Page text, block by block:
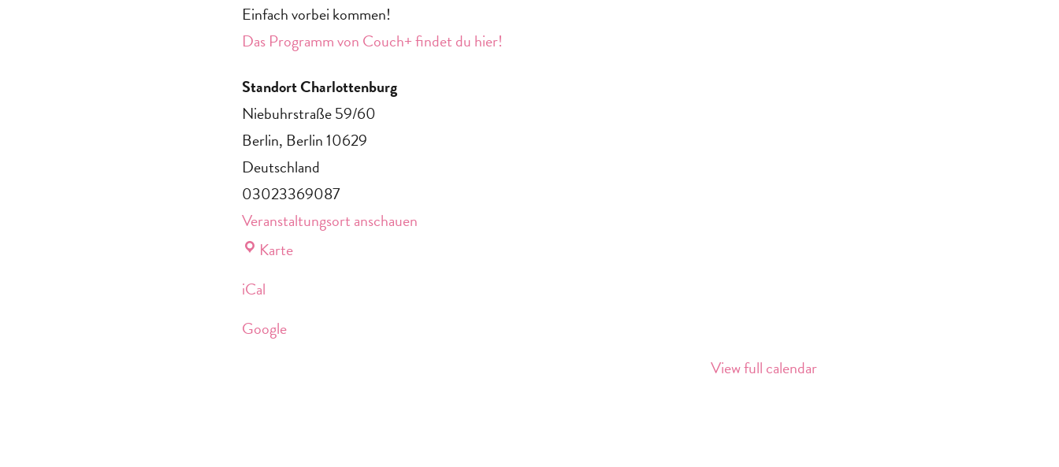
Einfach vorbei kommen!
Das Programm von Couch+ findet du hier!
Standort Charlottenburg
Niebuhrstraße 59/60
Berlin, Berlin10629
Deutschland
03023369087
Veranstaltungsort anschauen
KarteStandort
iCal
Google
View full calendar